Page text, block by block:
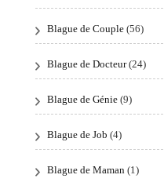
Blague de Couple (56)
Blague de Docteur(24)
Blague de Génie (9)
Blague de Job (4)
Blague de Maman (1)